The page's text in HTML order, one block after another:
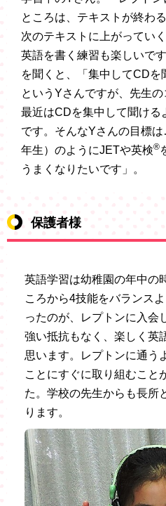
ところは、テキストが終わ
次のテキストに上がってい
英語を書く練習も楽しいで
を聞くと、「集中してCDを
というYさんですが、先生の
最近はCDを集中して聞ける
です。そんなYさんの目標
年生）のようにJETや英検®
うまくなりたいです」。
保護者様
英語学習は幼稚園の年中の
ころから4技能をバランス
ったのが、レプトンに入会
強い抵抗もなく、楽しく英
思います。レプトンに通う
ことにすぐに取り組むこと
た。学校の先生からも長所
ります。